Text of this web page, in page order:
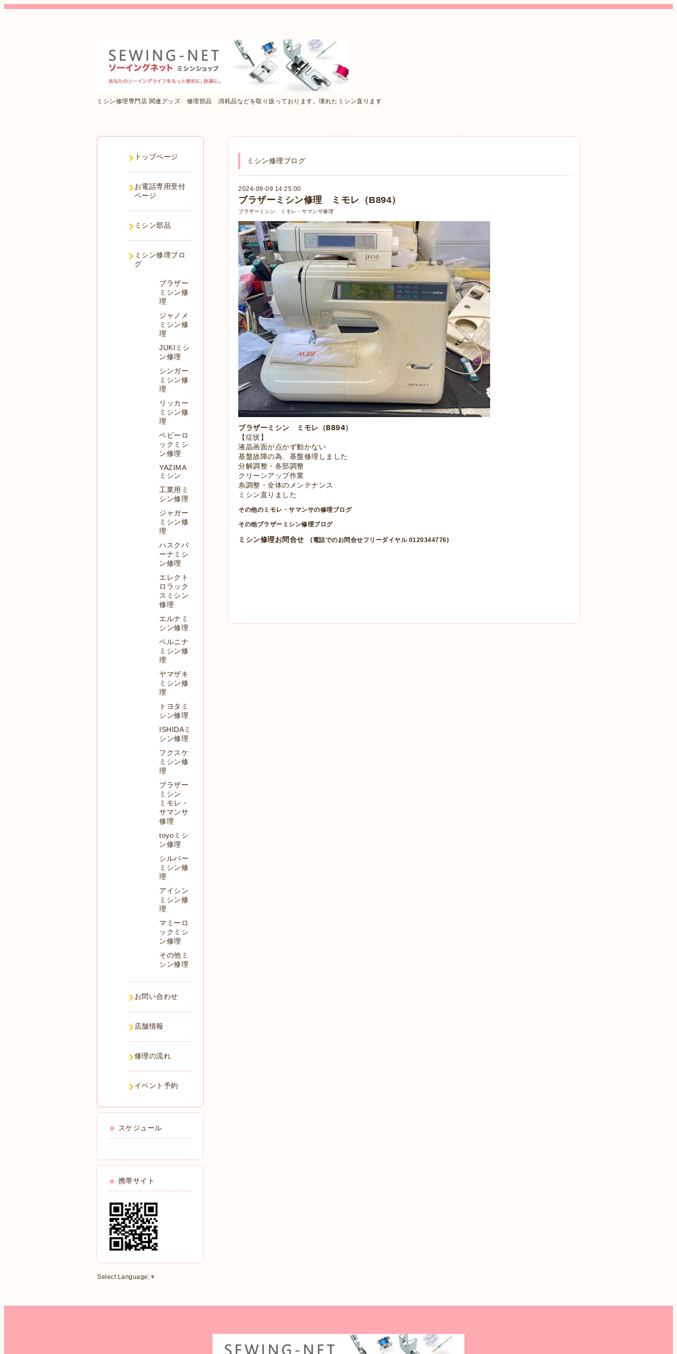
ミシン修理専門店 関連グッズ 修理部品 消耗品などを取り扱っております。壊れたミシン直ります
ミシン修理ブログ
2024-09-09 14:25:00
ブラザーミシン修理 ミモレ（B894）
ブラザーミシン ミモレ・サマンサ修理
ブラザーミシン ミモレ（B894）
【症状】
液晶画面が点かず動かない
基盤故障の為、基盤修理しました
分解調整・各部調整
クリーンアップ作業
糸調整・全体のメンテナンス
ミシン直りました
その他のミモレ・サマンサの修理ブログ
その他ブラザーミシン修理ブログ
ミシン修理お問合せ (電話でのお問合せフリーダイヤル 0120344776)
トップページ
お電話専用受付
ページ
ミシン部品
ミシン修理ブロ
グ
ブラザー
ミシン修
理
ジャノメ
ミシン修
理
JUKIミシ
ン修理
シンガー
ミシン修
理
リッカー
ミシン修
理
ベビーロ
ックミシ
ン修理
YAZIMA
ミシン
工業用ミ
シン修理
ジャガー
ミシン修
理
ハスクバ
ーナミシ
ン修理
エレクト
ロラック
スミシン
修理
エルナミ
シン修理
ベルニナ
ミシン修
理
ヤマザキ
ミシン修
理
トヨタミ
シン修理
ISHIDAミ
シン修理
フクスケ
ミシン修
理
ブラザー
ミシン
ミモレ・
サマンサ
修理
toyoミシ
ン修理
シルバー
ミシン修
理
アイシン
ミシン修
理
マミーロ
ックミシ
ン修理
その他ミ
シン修理
お問い合わせ
店舗情報
修理の流れ
イベント予約
スケジュール
携帯サイト
Select Language ▼